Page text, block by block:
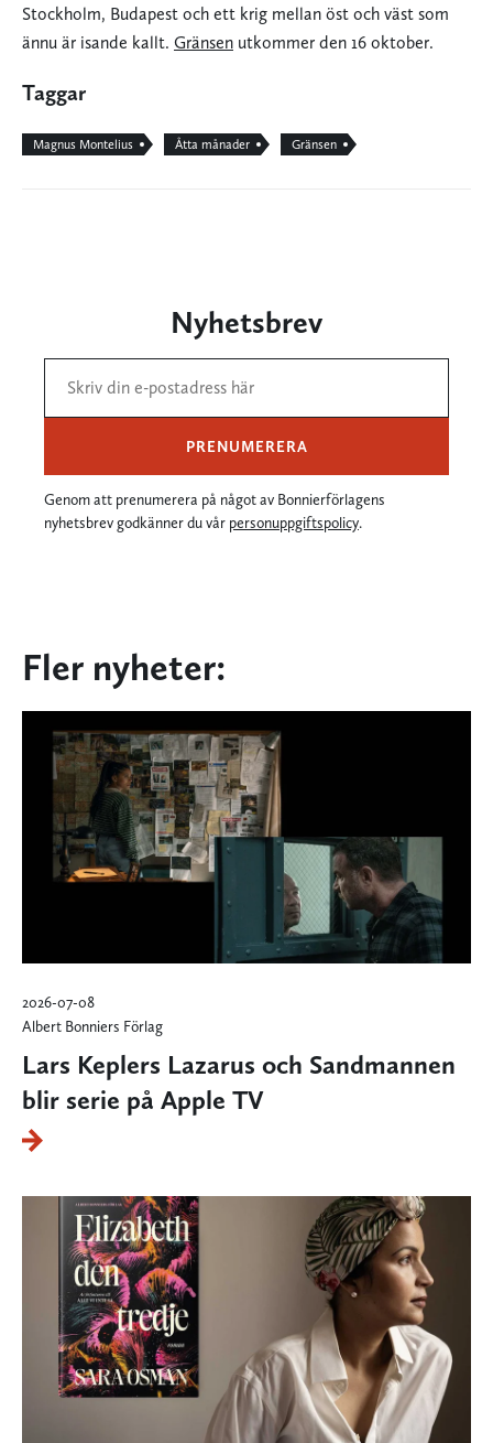
Stockholm, Budapest och ett krig mellan öst och väst som
ännu är isande kallt. Gränsen utkommer den 16 oktober.
Taggar
Magnus Montelius Åtta månader Gränsen
Nyhetsbrev
PRENUMERERA
Genom att prenumerera på något av Bonnierförlagens
nyhetsbrev godkänner du vår personuppgiftspolicy.
Fler nyheter:
2026-07-08
Albert Bonniers Förlag
Lars Keplers Lazarus och Sandmannen
blir serie på Apple TV